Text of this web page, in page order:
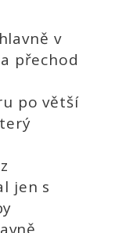
v
přechod
po větší
jen s